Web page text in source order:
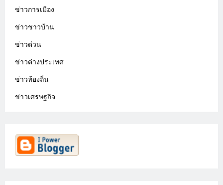
ข่าวการเมือง
ข่าวชาวบ้าน
ข่าวด่วน
ข่าวต่างประเทศ
ข่าวท้องถิ่น
ข่าวเศรษฐกิจ